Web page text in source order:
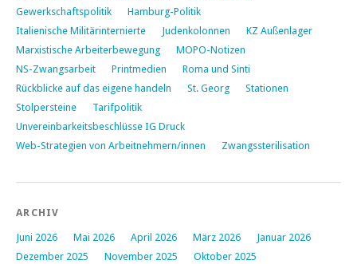
Gewerkschaftspolitik
Hamburg-Politik
Italienische Militärinternierte
Judenkolonnen
KZ Außenlager
Marxistische Arbeiterbewegung
MOPO-Notizen
NS-Zwangsarbeit
Printmedien
Roma und Sinti
Rückblicke auf das eigene handeln
St. Georg
Stationen
Stolpersteine
Tarifpolitik
Unvereinbarkeitsbeschlüsse IG Druck
Web-Strategien von Arbeitnehmern/innen
Zwangssterilisation
ARCHIV
Juni 2026 Mai 2026 April 2026 März 2026
Januar 2026
Dezember 2025
November 2025
Oktober 2025